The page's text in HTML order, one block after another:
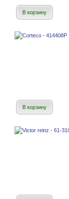
В корзину
В корзину